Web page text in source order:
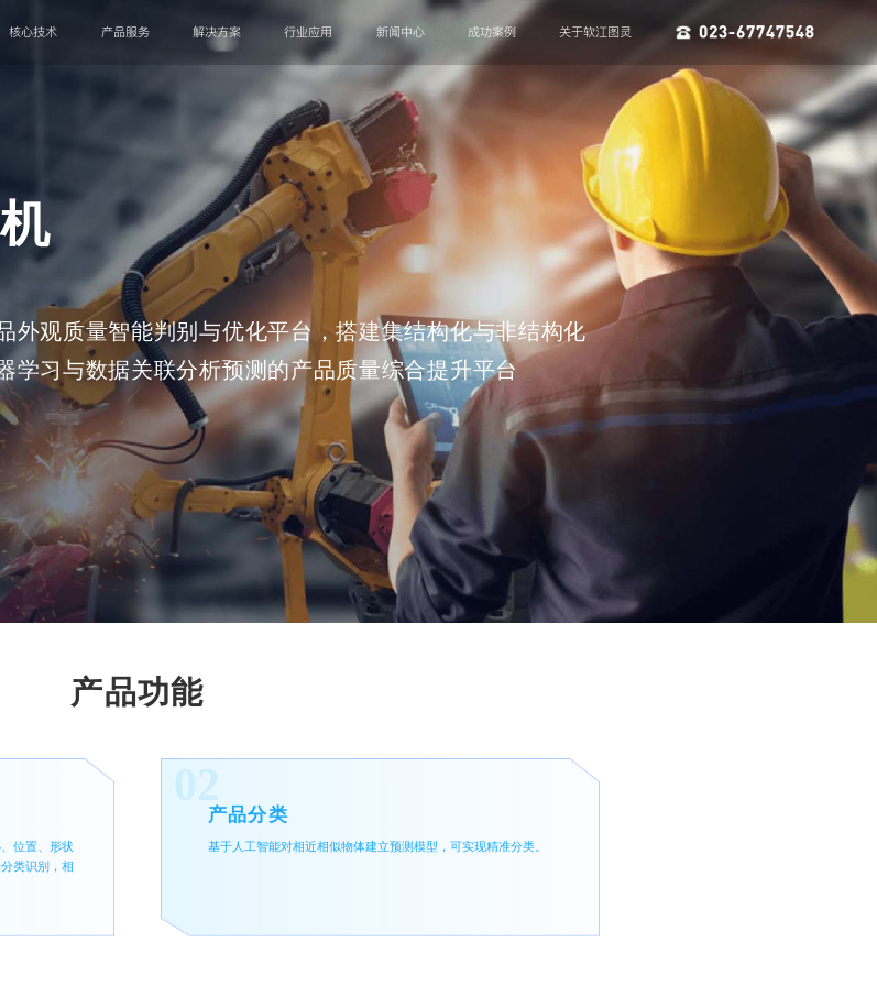
核心技术 产品服务 解决方案 行业应用 新闻中心 成功案例 关于软江图灵
外观质量智能判别与优化平台，搭建集结构化与非结构化
学习与数据关联分析预测的产品质量综合提升平台
产品功能
位置、形状
类识别，相
02
产品分类
基于人工智能对相近相似物体建立预测模型，可实现精准分类。